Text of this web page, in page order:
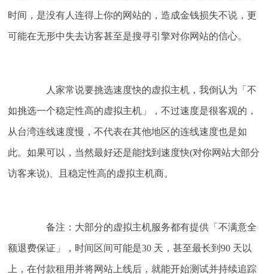
时间，是没有人连得上你的网站的，造成金钱损失不说，更
可能在无形中失去访客甚至是搜寻引擎对你网站的信心。
人家常说要挑选速度快的虚拟主机，我倒认为「不
如挑选一个稳定性高的虚拟主机」，不过速度是很客观的，
从台湾连线速度慢，不代表在其他地区的连线速度也是如
此。如果可以，当然最好还是能找到速度快(对你网站大部分
访客来说)、且稳定性高的虚拟主机商。
备注：大部分的虚拟主机服务都有提供「不满意全
额退费保证」，时间区间可能是30 天，甚至最长到90 天以
上，在付款租用并将网站上线后，就能开始测试并持续追踪